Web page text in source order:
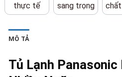
thực tế
sang trọng
MÔ TẢ
Tủ Lạnh